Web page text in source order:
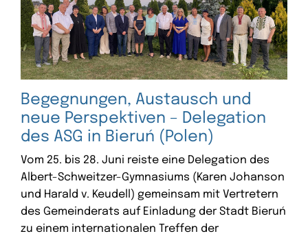
Begegnungen, Austausch und
neue Perspektiven – Delegation
des ASG in Bieruń (Polen)
Vom 25. bis 28. Juni reiste eine Delegation des
Albert-Schweitzer-Gymnasiums (Karen Johanson
und Harald v. Keudell) gemeinsam mit Vertretern
des Gemeinderats auf Einladung der Stadt Bieruń
zu einem internationalen Treffen der